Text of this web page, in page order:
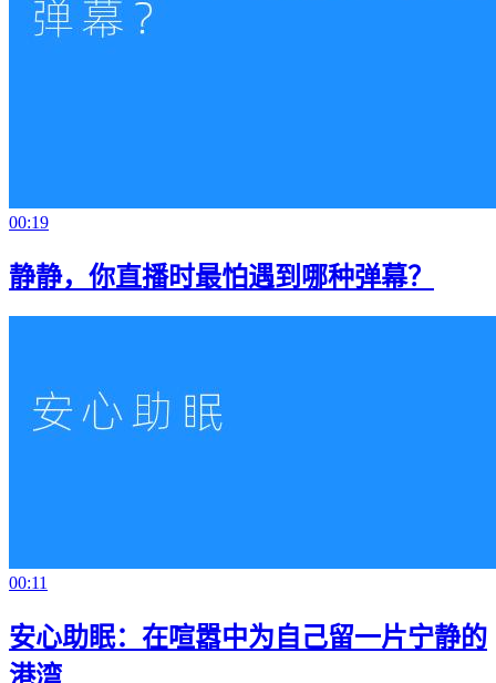
00:19
静静，你直播时最怕遇到哪种弹幕？
00:11
安心助眠：在喧嚣中为自己留一片宁静的
港湾